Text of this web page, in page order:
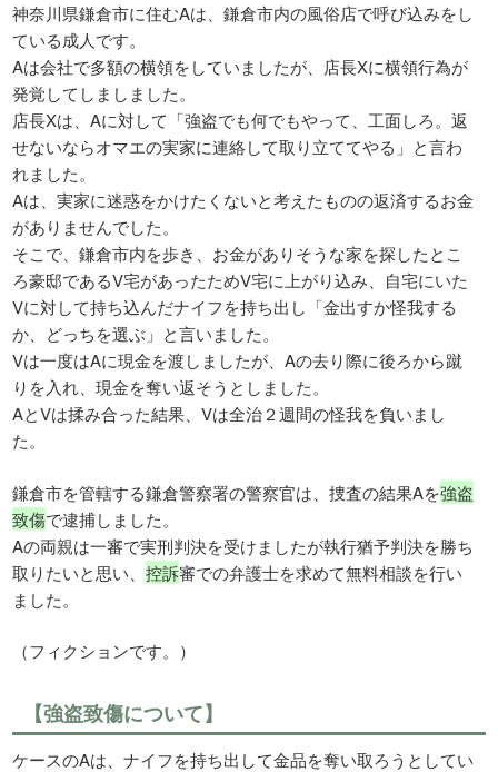
神奈川県鎌倉市に住むAは、鎌倉市内の風俗店で呼び込みをし
ている成人です。
Aは会社で多額の横領をしていましたが、店長Xに横領行為が
発覚してしましました。
店長Xは、Aに対して「強盗でも何でもやって、工面しろ。返
せないならオマエの実家に連絡して取り立ててやる」と言わ
れました。
Aは、実家に迷惑をかけたくないと考えたものの返済するお金
がありませんでした。
そこで、鎌倉市内を歩き、お金がありそうな家を探したとこ
ろ豪邸であるV宅があったためV宅に上がり込み、自宅にいた
Vに対して持ち込んだナイフを持ち出し「金出すか怪我する
か、どっちを選ぶ」と言いました。
Vは一度はAに現金を渡しましたが、Aの去り際に後ろから蹴
りを入れ、現金を奪い返そうとしました。
AとVは揉み合った結果、Vは全治２週間の怪我を負いまし
た。
鎌倉市を管轄する鎌倉警察署の警察官は、捜査の結果Aを強盗
致傷で逮捕しました。
Aの両親は一審で実刑判決を受けましたが執行猶予判決を勝ち
取りたいと思い、控訴審での弁護士を求めて無料相談を行い
ました。
（フィクションです。）
【強盗致傷について】
ケースのAは、ナイフを持ち出して金品を奪い取ろうとしてい